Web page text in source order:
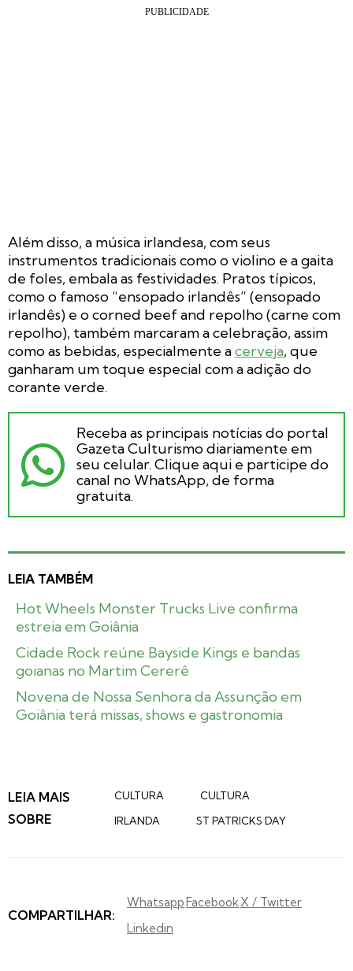
Além disso, a música irlandesa, com seus
instrumentos tradicionais como o violino e a gaita
de foles, embala as festividades. Pratos típicos,
como o famoso “ensopado irlandês” (ensopado
irlandês) e ocorned beef and repolho(carne com
repolho), também marcaram a celebração, assim
como as bebidas, especialmente acerveja, que
ganharam um toque especial com a adição do
corante verde.
Receba as principais notícias do portal
Gazeta Culturismo diariamente em
seu celular. Clique aqui e participe do
canal no WhatsApp, de forma
gratuita.
LEIA TAMBÉM
Hot Wheels Monster Trucks Live confirma
estreia em Goiânia
Cidade Rock reúne Bayside Kings e bandas
goianas no Martim Cererê
Novena de Nossa Senhora da Assunção em
Goiânia terá missas, shows e gastronomia
LEIA MAIS
SOBRE
CULTURA
CULTURA
IRLANDA
ST PATRICKS DAY
COMPARTILHAR:
Whatsapp FacebookX / Twitter
Linkedin